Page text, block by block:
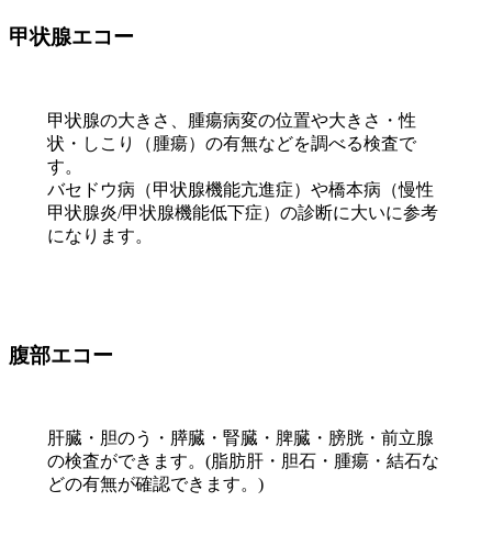
甲状腺エコー
甲状腺の大きさ、腫瘍病変の位置や大きさ・性
状・しこり（腫瘍）の有無などを調べる検査で
す。
バセドウ病（甲状腺機能亢進症）や橋本病（慢性
甲状腺炎/甲状腺機能低下症）の診断に大いに参考
になります。
腹部エコー
肝臓・胆のう・膵臓・腎臓・脾臓・膀胱・前立腺
の検査ができます。(脂肪肝・胆石・腫瘍・結石な
どの有無が確認できます。)